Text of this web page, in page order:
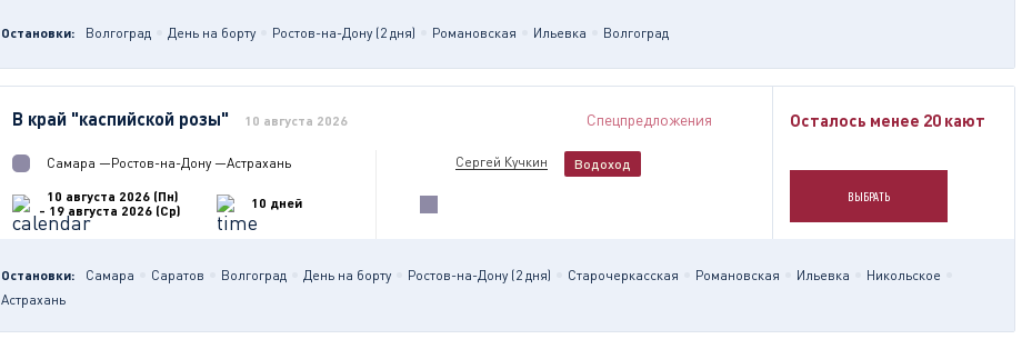
Остановки: Волгоград День на борту Ростов-на-Дону (2 дня) Романовская Ильевка Волгоград
В край "каспийской розы" 10 августа 2026 Спецпредложения
Самара —Ростов-на-Дону —Астрахань
10 августа 2026 (Пн)
- 19 августа 2026 (Ср)
10 дней
Сергей Кучкин Водоход
Осталось менее 20 кают
ВЫБРАТЬ
Остановки: Самара Саратов Волгоград День на борту Ростов-на-Дону (2 дня) Старочеркасская Романовская Ильевка
Никольское
Астрахань